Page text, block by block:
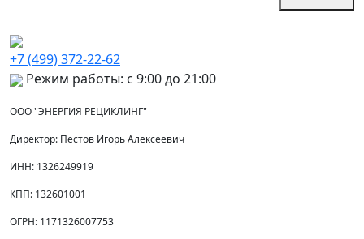
+7 (499) 372-22-62
Режим работы: с 9:00 до 21:00
ООО "ЭНЕРГИЯ РЕЦИКЛИНГ"
Директор: Пестов Игорь Алексеевич
ИНН: 1326249919
КПП: 132601001
ОГРН: 1171326007753